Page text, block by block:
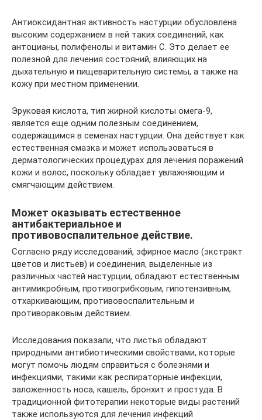
Антиоксидантная активность настурции обусловлена ​​
высоким содержанием в ней таких соединений, как
антоцианы, полифенолы и витамин С. Это делает ее
полезной для лечения состояний, влияющих на
дыхательную и пищеварительную системы, а также на
кожу при местном применении.
Эруковая кислота, тип жирной кислоты омега-9,
является еще одним полезным соединением,
содержащимся в семенах настурции. Она действует как
естественная смазка и может использоваться в
дерматологических процедурах для лечения поражений
кожи и волос, поскольку обладает увлажняющим и
смягчающим действием.
Может оказывать естественное
антибактериальное и
противовоспалительное действие.
Согласно ряду исследований, эфирное масло (экстракт
цветов и листьев) и соединения, выделенные из
различных частей настурции, обладают естественным
антимикробным, противогрибковым, гипотензивным,
отхаркивающим, противовоспалительным и
противораковым действием.
Исследования показали, что листья обладают
природными антибиотическими свойствами, которые
могут помочь людям справиться с болезнями и
инфекциями, такими как респираторные инфекции,
заложенность носа, кашель, бронхит и простуда. В
традиционной фитотерапии некоторые виды растений
также используются для лечения инфекций